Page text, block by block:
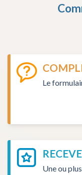
Le
Une ou